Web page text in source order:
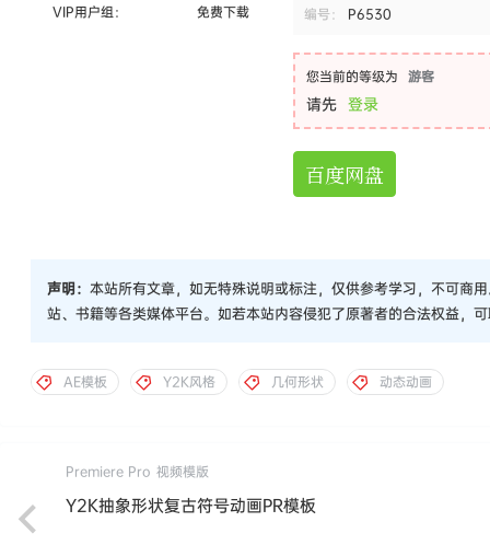
VIP用户组：
免费下载 编号： P6530
您当前的等级为 游客
请先 登录
百度网盘
声明： 本站所有文章，如无特殊说明或标注，仅供参考学习，不可商
站、书籍等各类媒体平台。如若本站内容侵犯了原著者的合法权益，
AE模板 Y2K风格 几何形状 动态动画
Premiere Pro 视频模版
Y2K抽象形状复古符号动画PR模板